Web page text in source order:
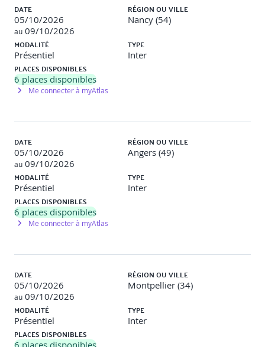
Contrôle de l'accès aux différentes parties de
l'application en fonction des rôles et des permissions
attribués
Spring Native
Avantages et Considérations liées à la compilation
en natif pour améliorer les performances et
Mises en pratique :
Ajout de Spring Security au projet et mise en place
d'une stratégie de sécurité basée sur OAuth afin de gérer
les accès utilisateurs à notre bibliothèque puis compiler
l'application avec Spring Native
Jour 5 : Qualité, mise en production et
Tests unitaires, d’intégration et de contrôleurs
REST
Mocking et isolation des dépendances
Préparation à la production
DATE
05/10/2026
au 09/10/2026
RÉGION OU VILLE
Nancy (54)
MODALITÉ
Présentiel
TYPE
Inter
PLACES DISPONIBLES
6 places disponibles
Me connecter à myAtlas
DATE
05/10/2026
au 09/10/2026
RÉGION OU VILLE
Angers (49)
MODALITÉ
Présentiel
TYPE
Inter
PLACES DISPONIBLES
6 places disponibles
Me connecter à myAtlas
DATE
05/10/2026
au 09/10/2026
RÉGION OU VILLE
Montpellier (34)
MODALITÉ
Présentiel
TYPE
Inter
PLACES DISPONIBLES
6 places disponibles